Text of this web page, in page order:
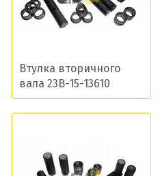
Втулка вторичного
вала 23B-15-13610